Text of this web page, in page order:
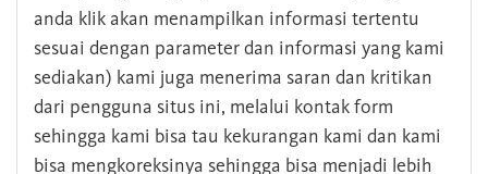
anda klik akan menampilkan informasi tertentu
sesuai dengan parameter dan informasi yang kami
sediakan) kami juga menerima saran dan kritikan
dari pengguna situs ini, melalui kontak form
sehingga kami bisa tau kekurangan kami dan kami
bisa mengkoreksinya sehingga bisa menjadi lebih